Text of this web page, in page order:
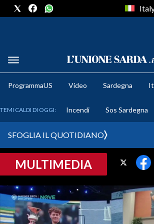
METEO
CRONACA SARDEGNA
PROVINCIA DI CAGLIARI
SULCIS IGLESIENTE
ProgrammaUS Video Sardegna
TEMI CALDI DI OGGI: Incendi Sos Sardegna
SFOGLIA IL QUOTIDIANO
MULTIMEDIA